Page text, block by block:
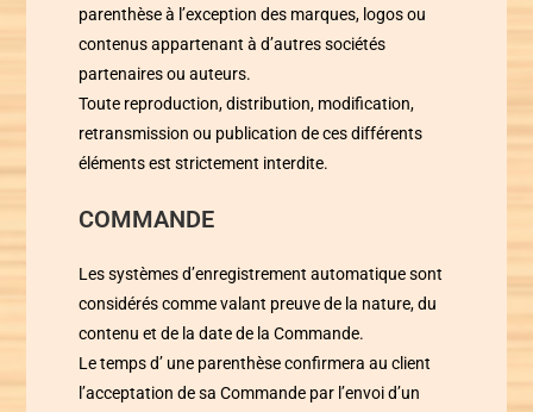
parenthèseà l’exception des marques, logos ou
contenus appartenant à d’autres sociétés
partenaires ou auteurs.
Toute reproduction, distribution, modification,
retransmission ou publication de ces différents
éléments est strictement interdite.
COMMANDE
Les systèmes d’enregistrement automatique sont
considérés comme valant preuve de la nature, du
contenu et de la date de la Commande.
Le temps d’ une parenthèseconfirmera au client
l’acceptation de sa Commande par l’envoi d’un